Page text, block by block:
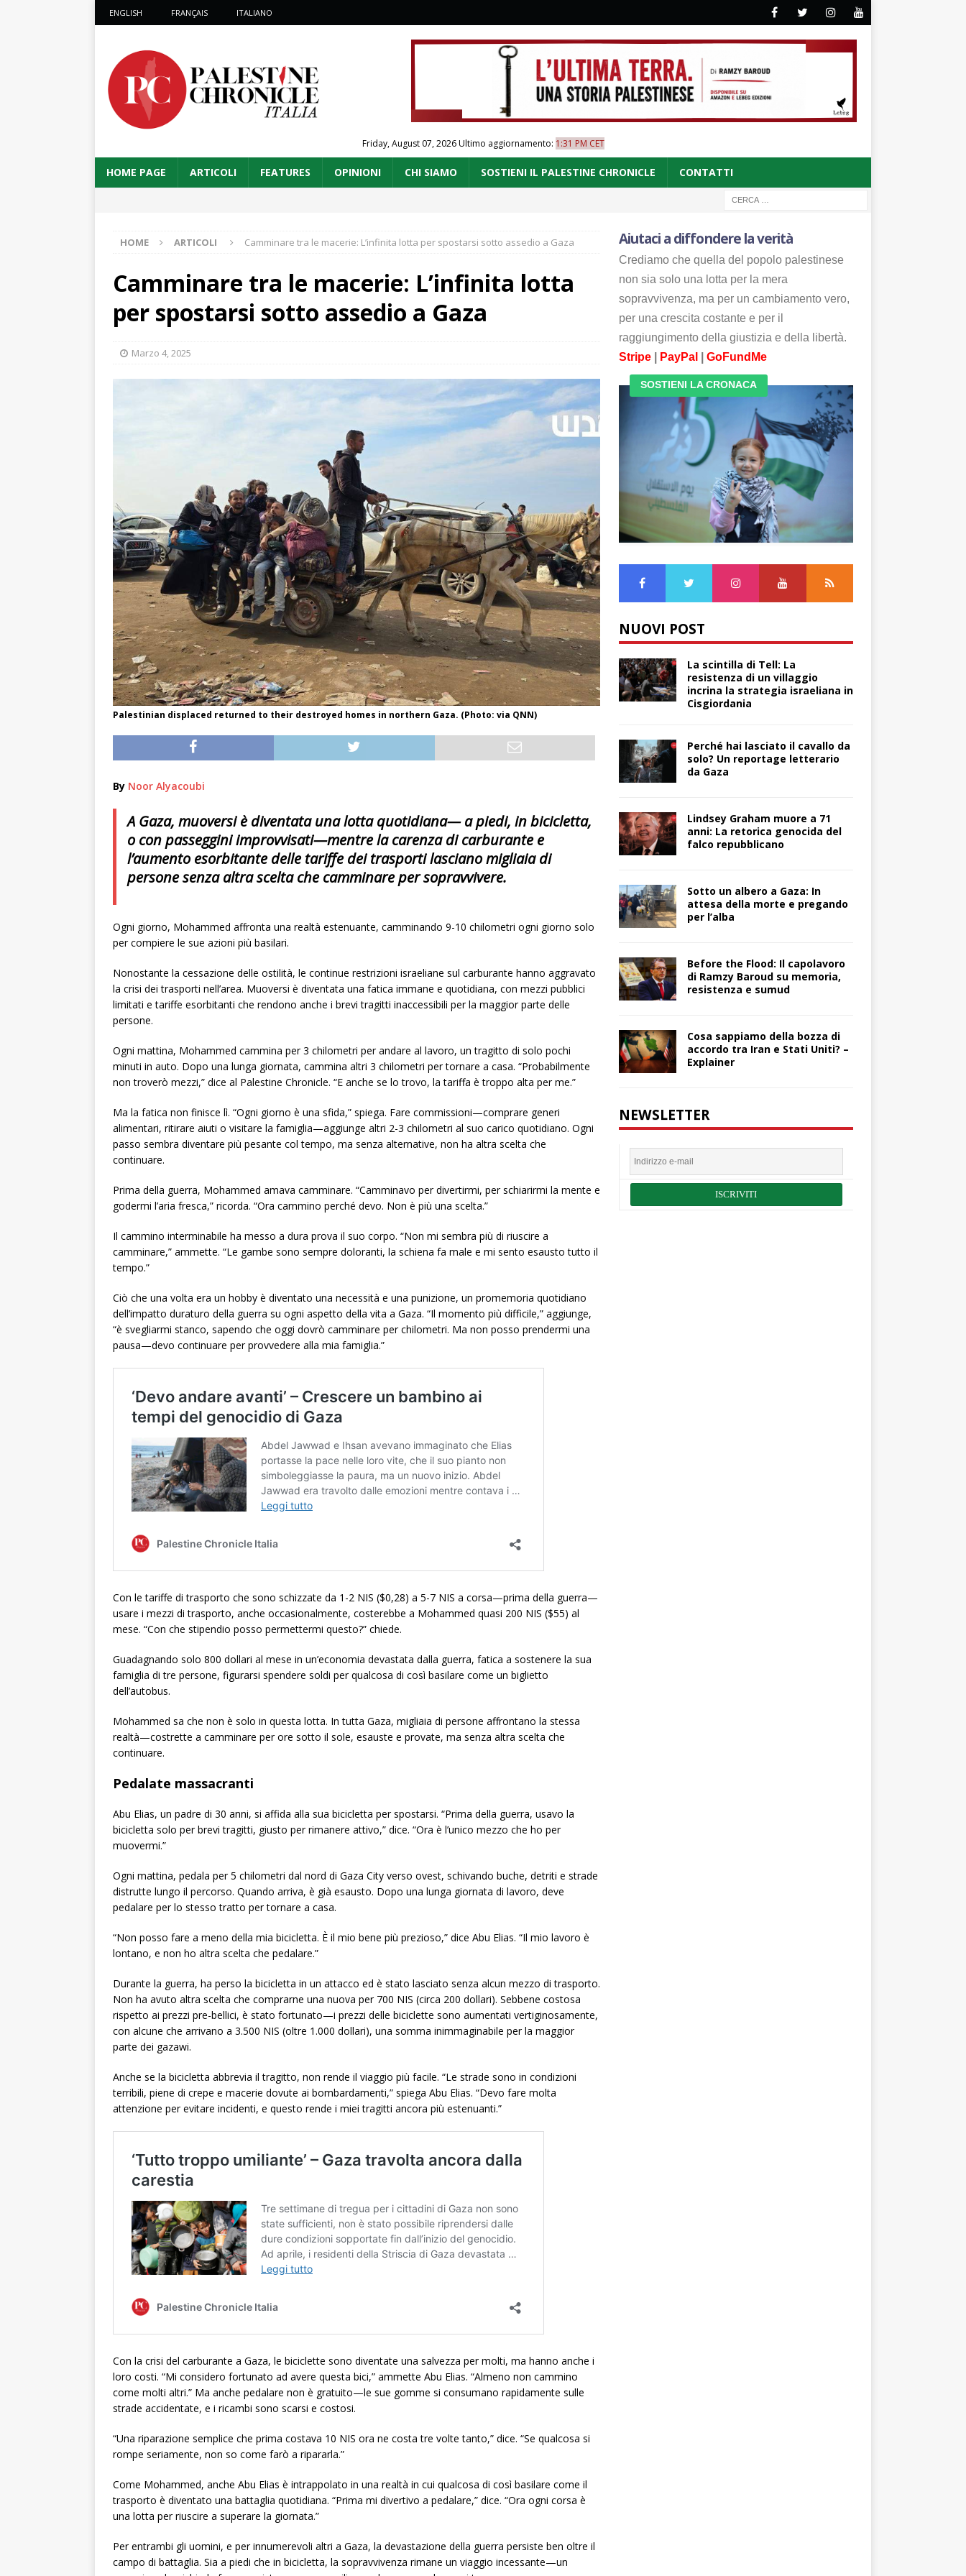
ENGLISH FRANÇAIS ITALIANO
Friday, August 07, 2026Ultimo aggiornamento: 1:31 PM CET
HOME PAGE ARTICOLI FEATURES OPINIONI CHI SIAMO SOSTIENI IL PALESTINE CHRONICLE CONTATTI
HOME ARTICOLI Camminare tra le macerie: L’infinita lotta per spostarsi sotto assedio a Gaza
Camminare tra le macerie: L’infinita lotta
per spostarsi sotto assedio a Gaza
Marzo 4, 2025
Palestinian displaced returned to their destroyed homes in northern Gaza. (Photo: via QNN)
By Noor Alyacoubi
A Gaza, muoversi è diventata una lotta quotidiana— a piedi, in bicicletta,
o con passeggini improvvisati—mentre la carenza di carburante e
l’aumento esorbitante delle tariffe dei trasporti lasciano migliaia di
persone senza altra scelta che camminare per sopravvivere.
Ogni giorno, Mohammed affronta una realtà estenuante, camminando 9-10 chilometri ogni giorno solo
per compiere le sue azioni più basilari.
Nonostante la cessazione delle ostilità, le continue restrizioni israeliane sul carburante hanno aggravato
la crisi dei trasporti nell’area. Muoversi è diventata una fatica immane e quotidiana, con mezzi pubblici
limitati e tariffe esorbitanti che rendono anche i brevi tragitti inaccessibili per la maggior parte delle
persone.
Ogni mattina, Mohammed cammina per 3 chilometri per andare al lavoro, un tragitto di solo pochi
minuti in auto. Dopo una lunga giornata, cammina altri 3 chilometri per tornare a casa. “Probabilmente
non troverò mezzi,” dice al Palestine Chronicle. “E anche se lo trovo, la tariffa è troppo alta per me.”
Ma la fatica non finisce lì. “Ogni giorno è una sfida,” spiega. Fare commissioni—comprare generi
alimentari, ritirare aiuti o visitare la famiglia—aggiunge altri 2-3 chilometri al suo carico quotidiano. Ogni
passo sembra diventare più pesante col tempo, ma senza alternative, non ha altra scelta che
continuare.
Prima della guerra, Mohammed amava camminare. “Camminavo per divertirmi, per schiarirmi la mente e
godermi l’aria fresca,” ricorda. “Ora cammino perché devo. Non è più una scelta.”
Il cammino interminabile ha messo a dura prova il suo corpo. “Non mi sembra più di riuscire a
camminare,” ammette. “Le gambe sono sempre doloranti, la schiena fa male e mi sento esausto tutto il
tempo.”
Ciò che una volta era un hobby è diventato una necessità e una punizione, un promemoria quotidiano
dell’impatto duraturo della guerra su ogni aspetto della vita a Gaza. “Il momento più difficile,” aggiunge,
“è svegliarmi stanco, sapendo che oggi dovrò camminare per chilometri. Ma non posso prendermi una
pausa—devo continuare per provvedere alla mia famiglia.”
Con le tariffe di trasporto che sono schizzate da 1-2 NIS ($0,28) a 5-7 NIS a corsa—prima della guerra—
usare i mezzi di trasporto, anche occasionalmente, costerebbe a Mohammed quasi 200 NIS ($55) al
mese. “Con che stipendio posso permettermi questo?” chiede.
Guadagnando solo 800 dollari al mese in un’economia devastata dalla guerra, fatica a sostenere la sua
famiglia di tre persone, figurarsi spendere soldi per qualcosa di così basilare come un biglietto
dell’autobus.
Mohammed sa che non è solo in questa lotta. In tutta Gaza, migliaia di persone affrontano la stessa
realtà—costrette a camminare per ore sotto il sole, esauste e provate, ma senza altra scelta che
continuare.
Pedalate massacranti
Abu Elias, un padre di 30 anni, si affida alla sua bicicletta per spostarsi. “Prima della guerra, usavo la
bicicletta solo per brevi tragitti, giusto per rimanere attivo,” dice. “Ora è l’unico mezzo che ho per
muovermi.”
Ogni mattina, pedala per 5 chilometri dal nord di Gaza City verso ovest, schivando buche, detriti e strade
distrutte lungo il percorso. Quando arriva, è già esausto. Dopo una lunga giornata di lavoro, deve
pedalare per lo stesso tratto per tornare a casa.
“Non posso fare a meno della mia bicicletta. È il mio bene più prezioso,” dice Abu Elias. “Il mio lavoro è
lontano, e non ho altra scelta che pedalare.”
Durante la guerra, ha perso la bicicletta in un attacco ed è stato lasciato senza alcun mezzo di trasporto.
Non ha avuto altra scelta che comprarne una nuova per 700 NIS (circa 200 dollari). Sebbene costosa
rispetto ai prezzi pre-bellici, è stato fortunato—i prezzi delle biciclette sono aumentati vertiginosamente,
con alcune che arrivano a 3.500 NIS (oltre 1.000 dollari), una somma inimmaginabile per la maggior
parte dei gazawi.
Anche se la bicicletta abbrevia il tragitto, non rende il viaggio più facile. “Le strade sono in condizioni
terribili, piene di crepe e macerie dovute ai bombardamenti,” spiega Abu Elias. “Devo fare molta
attenzione per evitare incidenti, e questo rende i miei tragitti ancora più estenuanti.”
Con la crisi del carburante a Gaza, le biciclette sono diventate una salvezza per molti, ma hanno anche i
loro costi. “Mi considero fortunato ad avere questa bici,” ammette Abu Elias. “Almeno non cammino
come molti altri.” Ma anche pedalare non è gratuito—le sue gomme si consumano rapidamente sulle
strade accidentate, e i ricambi sono scarsi e costosi.
“Una riparazione semplice che prima costava 10 NIS ora ne costa tre volte tanto,” dice. “Se qualcosa si
rompe seriamente, non so come farò a ripararla.”
Come Mohammed, anche Abu Elias è intrappolato in una realtà in cui qualcosa di così basilare come il
trasporto è diventato una battaglia quotidiana. “Prima mi divertivo a pedalare,” dice. “Ora ogni corsa è
una lotta per riuscire a superare la giornata.”
Per entrambi gli uomini, e per innumerevoli altri a Gaza, la devastazione della guerra persiste ben oltre il
campo di battaglia. Sia a piedi che in bicicletta, la sopravvivenza rimane un viaggio incessante—un
Aiutaci a diffondere la verità
Crediamo che quella del popolo palestinese
non sia solo una lotta per la mera
sopravvivenza, ma per un cambiamento vero,
per una crescita costante e per il
raggiungimento della giustizia e della libertà.
Stripe| PayPal GoFundMe
SOSTIENI LA CRONACA
NUOVI POST
La scintilla di Tell: La
resistenza di un villaggio
incrina la strategia israeliana in
Cisgiordania
Perché hai lasciato il cavallo da
solo? Un reportage letterario
da Gaza
Lindsey Graham muore a 71
anni: La retorica genocida del
falco repubblicano
Sotto un albero a Gaza: In
attesa della morte e pregando
per l’alba
Before the Flood: Il capolavoro
di Ramzy Baroud su memoria,
resistenza e sumud
Cosa sappiamo della bozza di
accordo tra Iran e Stati Uniti? –
Explainer
NEWSLETTER